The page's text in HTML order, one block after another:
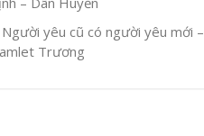
Người yêu cũ có người yêu mới –
Trương